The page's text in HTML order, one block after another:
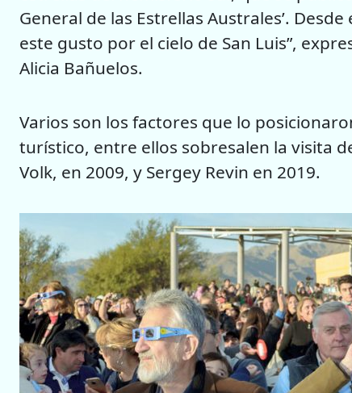
General de las Estrellas Australes’.
este gusto por el cielo de San Luis”,
Alicia Bañuelos.
Varios son los factores que lo
turístico, entre ellos sobresalen la visita
Volk, en 2009, y Sergey Revin en 2019.